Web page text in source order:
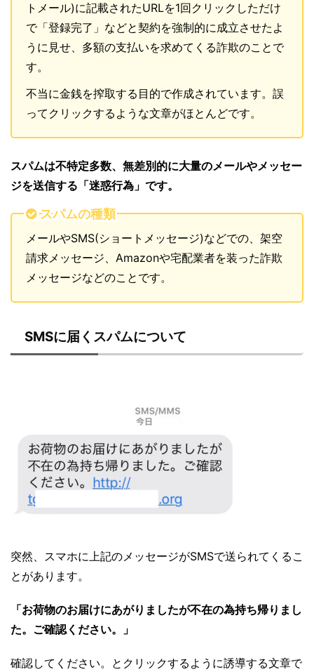
トメール)に記載されたURLを1回クリックしただけ
で「登録完了」などと契約を強制的に成立させたよ
うに見せ、多額の支払いを求めてくる詐欺のことで
す。
不当に金銭を搾取する目的で作成されています。誤
ってクリックするような文章がほとんどです。
スパムは不特定多数、無差別的に大量のメールやメッセー
ジを送信する「迷惑行為」です。
スパムの種類
メールやSMS(ショートメッセージ)などでの、架空
請求メッセージ、Amazonや宅配業者を装った詐欺
メッセージなどのことです。
SMSに届くスパムについて
突然、スマホに上記のメッセージがSMSで送られてくるこ
とがあります。
「お荷物のお届けにあがりましたが不在の為持ち帰りまし
た。ご確認ください。」
確認してください。とクリックするように誘導する文章で